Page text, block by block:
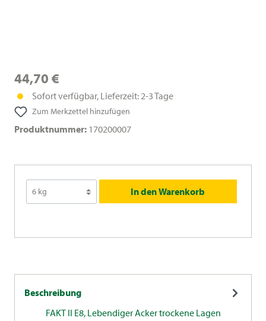
44,70 €
Sofort verfügbar, Lieferzeit: 2-3 Tage
Zum Merkzettel hinzufügen
Produktnummer: 170200007
In den Warenkorb
Beschreibung
FAKT II E8, Lebendiger Acker trockene Lagen